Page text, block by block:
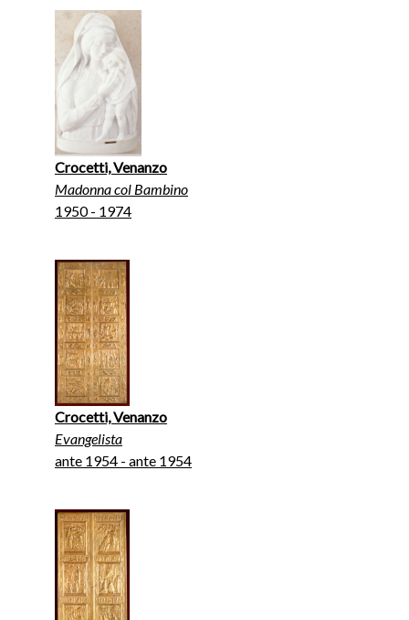
Crocetti, Venanzo
Madonna col Bambino
1950 - 1974
Crocetti, Venanzo
Evangelista
ante 1954 - ante 1954